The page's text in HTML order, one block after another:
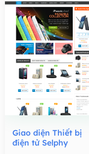
Giao diện Thiết bị
điện tử Selphy